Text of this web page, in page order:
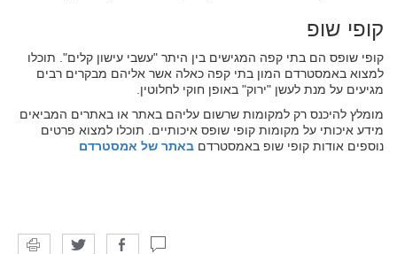
קופי שופ
קופי שופס הם בתי קפה המגישים בין היתר "עשבי עישון קלים". תוכלו
למצוא באמסטרדם המון בתי קפה כאלה אשר אליהם מבקרים רבים
מגיעים על מנת לעשן "ירוק" באופן חוקי לחלוטין.
מומלץ להיכנס רק למקומות שרשום עליהם באתר או באתרים המביאים
מידע איכותי על מקומות קופי שופס איכותיים. תוכלו למצוא פרטים
נוספים אודות קופי שופ באמסטרדם באתר של אמסטרדם